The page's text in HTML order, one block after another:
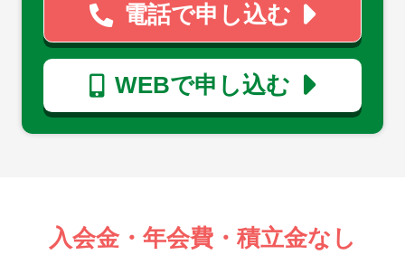
電話で申し込む
WEBで申し込む
入会金・年会費・積立金なし